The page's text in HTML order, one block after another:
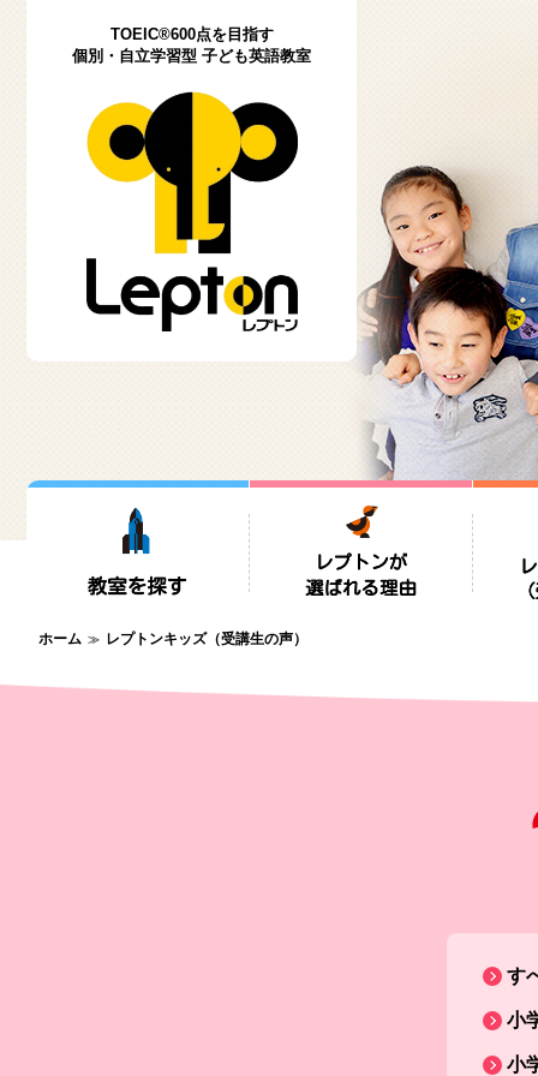
TOEIC®600点を目指す
個別・自立学習型 子ども英語教室
ホーム レプトンキッズ（受講生の声）
す
小
小